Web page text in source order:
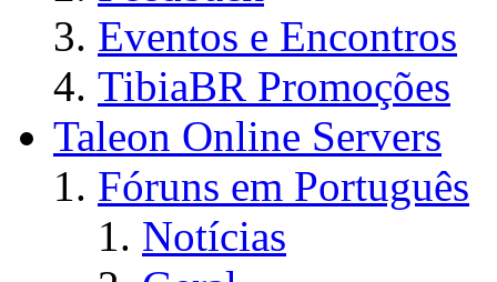
Eventos e Encontros
TibiaBR Promoções
Taleon Online Servers
Fóruns em Português
Notícias